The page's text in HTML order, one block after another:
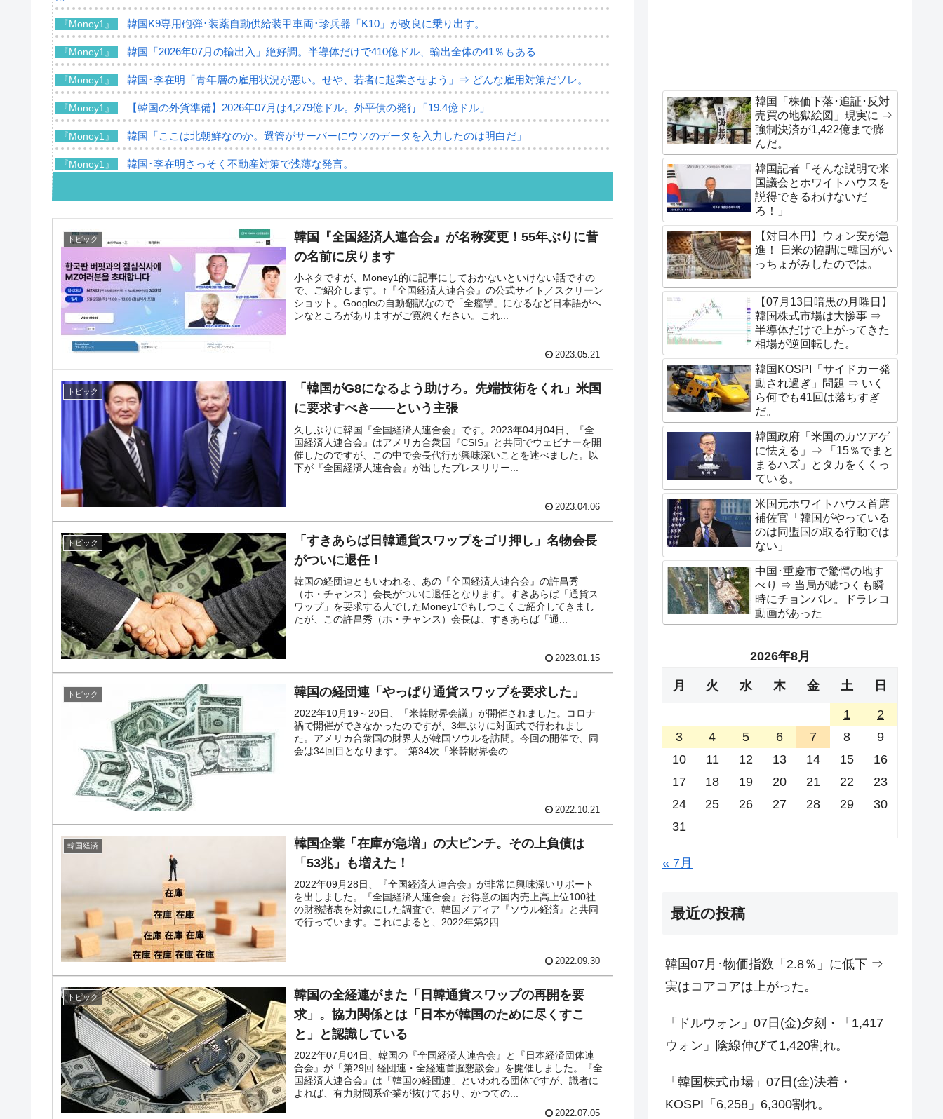
『Money1』 韓国K9専用砲弾･装薬自動供給装甲車両･珍兵器「K10」が改良に乗り出す。
『Money1』 韓国「2026年07月の輸出入」絶好調。半導体だけで410億ドル、輸出全体の41％もある
『Money1』 韓国･李在明「青年層の雇用状況が悪い。せや、若者に起業させよう」⇒ どんな雇用対策だソレ。
『Money1』 【韓国の外貨準備】2026年07月は4,279億ドル。外平債の発行「19.4億ドル」
『Money1』 韓国「ここは北朝鮮なのか。選管がサーバーにウソのデータを入力したのは明白だ」
『Money1』 韓国･李在明さっそく不動産対策で浅薄な発言。
『Money1』 『韓国銀行』が「金の保有量を増やします」⇒「金を経由するドル入手」手段ではないのか？
『Money1』 韓国･外為取引量「1日当たり1,214.4億ドル」まで拡大 ⇒ 海外資金の動きに強く左右される状態
『Money1』 韓国･帰ってきた李在明。李在明を支持しない「50.5％」に上昇
『Money1』
韓国大統領府ボンクラ政策室長が告発された ⇒ 国家が行った恐るべき株価操作であり、空前の国政壟
断
『Money1』 韓国･警察職員が「丸刈りになって抗議活動」
『Money1』 韓国製造業「半導体絶好調」のウラで他業種は全般的「不調」⇒ PSIが示す現況は決して良くない。
『Money1』 【米韓激突案件】韓国消費者院が『クーパン』1人当たり賠償10万ウォンを認定 ⇒ 総額3兆7,000億
『Money1』 韓国で猛暑。南東部では干ばつ
『Money1』 韓国型イージス搭載の次世代駆逐艦「KDDX」1番艦、2032年竣工と公示
『Money1』
韓国政府『BYD』車への補助金を全廃 ⇒ 実は韓国で『BYD』車は売れている。6カ月で対前年同期比
1.9倍！
『Money1』
在韓米国大使スティールが着韓！⇒ さっそく空港に詰めかけ「出て行け！」「極右勢力」のプラカー
ドを掲げる「在韓反米勢力」
『Money1』 韓国政府「2035年までに18.4GW規模のAIデータセンター整備」⇒ だから無理だってば。
トピック
韓国『全国経済人連合会』が名称変更！55年ぶりに昔
の名前に戻ります
小ネタですが、Money1的に記事にしておかないといけない話ですの
で、ご紹介します。↑『全国経済人連合会』の公式サイト／スクリーン
ショット。Googleの自動翻訳なので「全痙攣」になるなど日本語がヘ
ンなところがありますがご寛恕ください。これ...
2023.05.21
トピック
「韓国がG8になるよう助けろ。先端技術をくれ」米国
に要求すべき――という主張
久しぶりに韓国『全国経済人連合会』です。2023年04月04日、『全
国経済人連合会』はアメリカ合衆国『CSIS』と共同でウェビナーを開
催したのですが、この中で会長代行が興味深いことを述べました。以
下が『全国経済人連合会』が出したプレスリリー...
2023.04.06
トピック
「すきあらば日韓通貨スワップをゴリ押し」名物会長
がついに退任！
韓国の経団連ともいわれる、あの『全国経済人連合会』の許昌秀
（ホ・チャンス）会長がついに退任となります。すきあらば「通貨ス
ワップ」を要求する人でしたMoney1でもしつこくご紹介してきまし
たが、この許昌秀（ホ・チャンス）会長は、すきあらば「通...
2023.01.15
トピック 韓国の経団連「やっぱり通貨スワップを要求した」
2022年10月19～20日、「米韓財界会議」が開催されました。コロナ
禍で開催ができなかったのですが、3年ぶりに対面式で行われまし
た。アメリカ合衆国の財界人が韓国ソウルを訪問。今回の開催で、同
会は34回目となります。↑第34次「米韓財界会の...
2022.10.21
韓国経済
韓国企業「在庫が急増」の大ピンチ。その上負債は
「53兆」も増えた！
2022年09月28日、『全国経済人連合会』が非常に興味深いリポート
を出しました。『全国経済人連合会』お得意の国内売上高上位100社
の財務諸表を対象にした調査で、韓国メディア『ソウル経済』と共同
で行っています。これによると、2022年第2四...
2022.09.30
トピック
韓国の全経連がまた「日韓通貨スワップの再開を要
求」。協力関係とは「日本が韓国のために尽くすこ
と」と認識している
2022年07月04日、韓国の『全国経済人連合会』と『日本経済団体連
合会』が「第29回 経団連・全経連首脳懇談会」を開催しました。『全
国経済人連合会』は「韓国の経団連」といわれる団体ですが、識者に
よれば、有力財閥系企業が抜けており、かつての...
2022.07.05
韓国「株価下落･追証･反対
売買の地獄絵図」現実に ⇒
強制決済が1,422億まで膨
んだ。
韓国記者「そんな説明で米
国議会とホワイトハウスを
説得できるわけないだ
ろ！」
【対日本円】ウォン安が急
進！ 日米の協調に韓国がい
っちょがみしたのでは。
【07月13日暗黒の月曜日】
韓国株式市場は大惨事 ⇒
半導体だけで上がってきた
相場が逆回転した。
韓国KOSPI「サイドカー発
動され過ぎ」問題 ⇒ いく
ら何でも41回は落ちすぎ
だ。
韓国政府「米国のカツアゲ
に怯える」⇒ 「15％でまと
まるハズ」とタカをくくっ
ている。
米国元ホワイトハウス首席
補佐官「韓国がやっている
のは同盟国の取る行動では
ない」
中国･重慶市で驚愕の地す
べり ⇒ 当局が嘘つくも瞬
時にチョンバレ。ドラレコ
動画があった
2026年8月
月 火 水 木 金 土 日
1
2
3
4 5 6 7 8
9
10
11 12 13 14 15
16
17
18 19 20 21 22
23
24
25 26 27 28 29
30
31
« 7月
最近の投稿
韓国07月･物価指数「2.8％」に低下 ⇒
実はコアコアは上がった。
「ドルウォン」07日(金)夕刻・「1,417
ウォン」陰線伸びて1,420割れ。
「韓国株式市場」07日(金)決着・
KOSPI「6,258」6,300割れ。